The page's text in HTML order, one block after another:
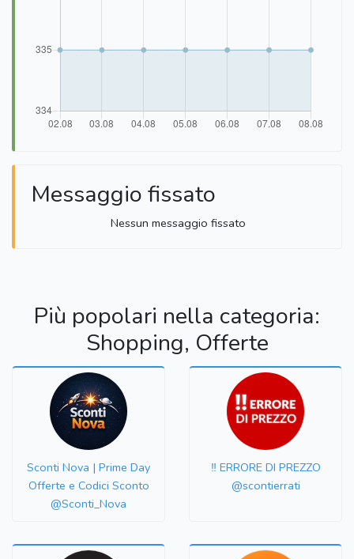
Messaggio fissato
Nessun messaggio fissato
Più popolari nella categoria:
Shopping, Offerte
Sconti Nova | Prime Day
Offerte e Codici Sconto
@Sconti_Nova
‼️ ERRORE DI PREZZO
@scontierrati